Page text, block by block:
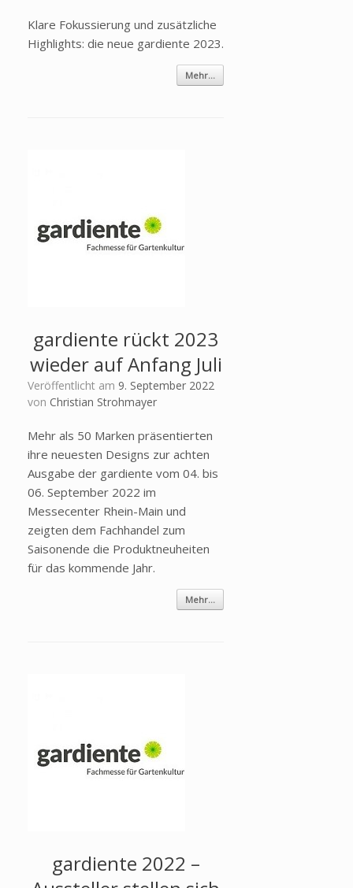
Klare Fokussierung und zusätzliche
Highlights: die neue gardiente 2023.
Mehr...
gardiente rückt 2023
wieder auf Anfang Juli
Veröffentlicht am 9. September 2022
von Christian Strohmayer
Mehr als 50 Marken präsentierten
ihre neuesten Designs zur achten
Ausgabe der gardiente vom 04. bis
06. September 2022 im
Messecenter Rhein-Main und
zeigten dem Fachhandel zum
Saisonende die Produktneuheiten
für das kommende Jahr.
Mehr...
gardiente 2022 –